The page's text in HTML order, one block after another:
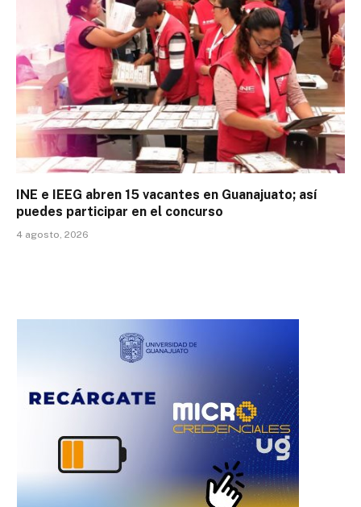
INE e IEEG abren 15 vacantes en Guanajuato; así
puedes participar en el concurso
4 agosto, 2026